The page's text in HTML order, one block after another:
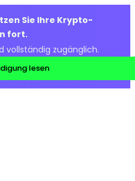
Sie Ihre Krypto-
fort.
vollständig zugänglich.
lesen